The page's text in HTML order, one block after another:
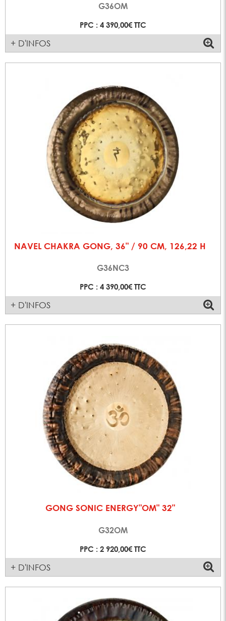
G36OM
PPC : 4 390,00€ TTC
+ D'INFOS
NAVEL CHAKRA GONG, 36" / 90 CM, 126,22 H
G36NC3
PPC : 4 390,00€ TTC
+ D'INFOS
GONG SONIC ENERGY"OM" 32"
G32OM
PPC : 2 920,00€ TTC
+ D'INFOS